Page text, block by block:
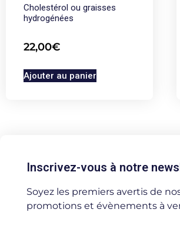
Cholestérol ou graisses
hydrogénées
22,00€
Ajouter au panier
Inscrivez-vous à notre
Soyez les premiers avertis de
promotions et évènements à